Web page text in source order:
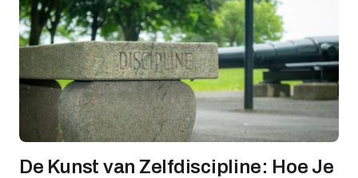
De Kunst van Zelfdiscipline: Hoe Je